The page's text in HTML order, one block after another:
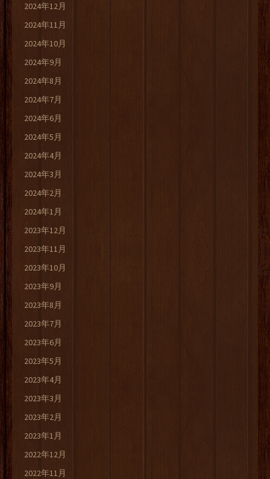
2024年12月
2024年11月
2024年10月
2024年9月
2024年8月
2024年7月
2024年6月
2024年5月
2024年4月
2024年3月
2024年2月
2024年1月
2023年12月
2023年11月
2023年10月
2023年9月
2023年8月
2023年7月
2023年6月
2023年5月
2023年4月
2023年3月
2023年2月
2023年1月
2022年12月
2022年11月